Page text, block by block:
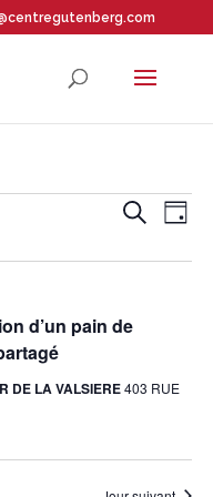
de
vues
Recherche
de
Jour
d’un pain de
DE LA VALSIERE403 RUE